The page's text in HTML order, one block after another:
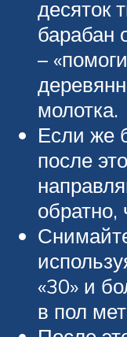
десяток
барабан
–
молотка.
Если же
после
«30» и
в пол